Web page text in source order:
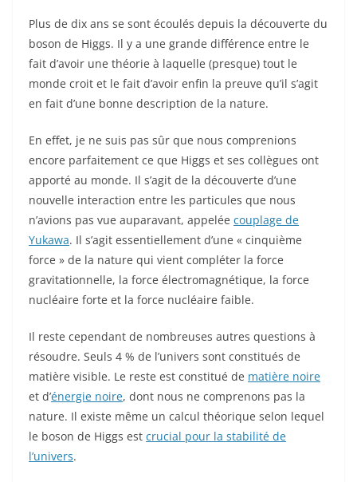
Plus de dix ans se sont écoulés depuis la découverte du
boson de Higgs. Il y a une grande différence entre le
fait d’avoir une théorie à laquelle (presque) tout le
monde croit et le fait d’avoir enfin la preuve qu’il s’agit
en fait d’une bonne description de la nature.
En effet, je ne suis pas sûr que nous comprenions
encore parfaitement ce que Higgs et ses collègues ont
apporté au monde. Il s’agit de la découverte d’une
nouvelle interaction entre les particules que nous
n’avions pas vue auparavant, appelée couplage de
Yukawa. Il s’agit essentiellement d’une « cinquième
force » de la nature qui vient compléter la force
gravitationnelle, la force électromagnétique, la force
nucléaire forte et la force nucléaire faible.
Il reste cependant de nombreuses autres questions à
résoudre. Seuls 4 % de l’univers sont constitués de
matière visible. Le reste est constitué de matière noire
et d’énergie noire, dont nous ne comprenons pas la
nature. Il existe même un calcul théorique selon lequel
le boson de Higgs est crucial pour la stabilité de
l’univers.